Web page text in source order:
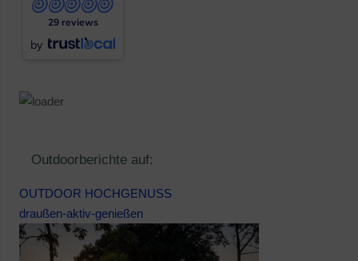
29 reviews
by
Outdoorberichte auf:
OUTDOOR HOCHGENUSS
draußen-aktiv-genießen